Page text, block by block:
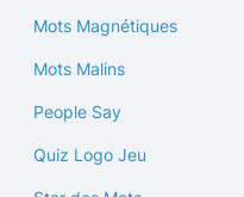
Mots Magnétiques
Mots Malins
People Say
Quiz Logo Jeu